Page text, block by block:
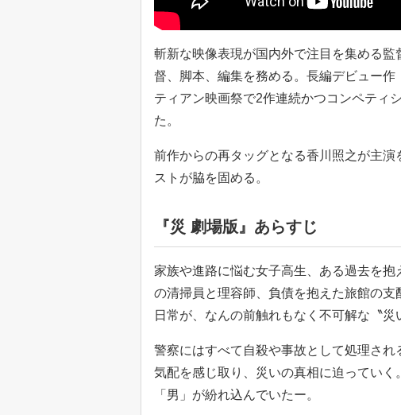
斬新な映像表現が国内外で注目を集める
督、脚本、編集を務める。長編デビュー
ティアン映画祭で2作連続かつコンペティ
た。
前作からの再タッグとなる香川照之が主
ストが脇を固める。
『災 劇場版』あらすじ
家族や進路に悩む女子高生、ある過去を
の清掃員と理容師、負債を抱えた旅館の
日常が、なんの前触れもなく不可解な〝災
警察にはすべて自殺や事故として処理さ
気配を感じ取り、災いの真相に迫ってい
「男」が紛れ込んでいたー。